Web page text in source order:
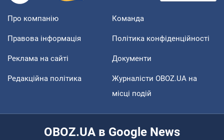
Про компанію Команда
Правова інформація Політика конфіденційності
Реклама на сайті Документи
Редакційна політика
Журналісти OBOZ.UA на
місці подій
OBOZ.UA в Google News